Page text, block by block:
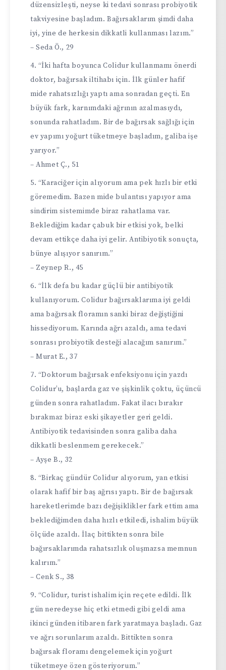
düzensizleşti, neyse ki tedavi sonrası probiyotik
takviyesine başladım. Bağırsaklarım şimdi daha
iyi, yine de herkesin dikkatli kullanması lazım.”
– Seda Ö., 29
“İki hafta boyunca Colidur kullanmamı önerdi
doktor, bağırsak iltihabı için. İlk günler hafif
mide rahatsızlığı yaptı ama sonradan geçti. En
büyük fark, karnımdaki ağrının azalmasıydı,
sonunda rahatladım. Bir de bağırsak sağlığı için
ev yapımı yoğurt tüketmeye başladım, galiba işe
yarıyor.”
– Ahmet Ç., 51
“Karaciğer için alıyorum ama pek hızlı bir etki
göremedim. Bazen mide bulantısı yapıyor ama
sindirim sistemimde biraz rahatlama var.
Beklediğim kadar çabuk bir etkisi yok, belki
devam ettikçe daha iyi gelir. Antibiyotik sonuçta,
bünye alışıyor sanırım.”
– Zeynep R., 45
“İlk defa bu kadar güçlü bir antibiyotik
kullanıyorum. Colidur bağırsaklarıma iyi geldi
ama bağırsak floramın sanki biraz değiştiğini
hissediyorum. Karında ağrı azaldı, ama tedavi
sonrası probiyotik desteği alacağım sanırım.”
– Murat E., 37
“Doktorum bağırsak enfeksiyonu için yazdı
Colidur’u, başlarda gaz ve şişkinlik çoktu, üçüncü
günden sonra rahatladım. Fakat ilacı bırakır
bırakmaz biraz eski şikayetler geri geldi.
Antibiyotik tedavisinden sonra galiba daha
dikkatli beslenmem gerekecek.”
– Ayşe B., 32
“Birkaç gündür Colidur alıyorum, yan etkisi
olarak hafif bir baş ağrısı yaptı. Bir de bağırsak
hareketlerimde bazı değişiklikler fark ettim ama
beklediğimden daha hızlı etkiledi, ishalim büyük
ölçüde azaldı. İlaç bittikten sonra bile
bağırsaklarımda rahatsızlık oluşmazsa memnun
kalırım.”
– Cenk S., 38
“Colidur, turist ishalim için reçete edildi. İlk
gün neredeyse hiç etki etmedi gibi geldi ama
ikinci günden itibaren fark yaratmaya başladı. Gaz
ve ağrı sorunlarım azaldı. Bittikten sonra
bağırsak floramı dengelemek için yoğurt
tüketmeye özen gösteriyorum.”